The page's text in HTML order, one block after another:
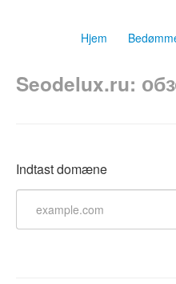
Hjem
Seodelux.ru:
Indtast domæne